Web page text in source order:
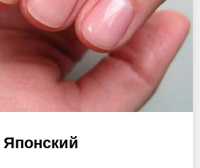
Японский